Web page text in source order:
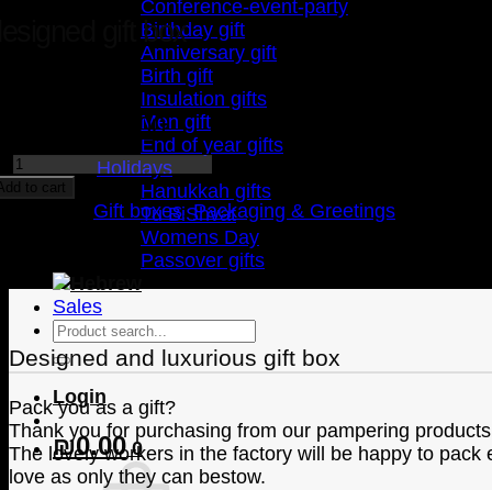
Conference-event-party
Birthday gift
Anniversary gift
Birth gift
Insulation gifts
Men gift
End of year gifts
Holidays
Hanukkah gifts
Tu BiShvat
Womens Day
Passover gifts
Sales
Search
for:
Login
₪0.00 0
gift box
Original
was:
₪20.00.
15.00Current
price
is:
₪15.00.
designed
giftto cart
Gift boxes,Packaging & Greetings
Designed and luxurious gift box
Pack you as a gift?
Thank you for purchasing from our pampering
The lovely workers in the factory will be happy to
love as only they can bestow.